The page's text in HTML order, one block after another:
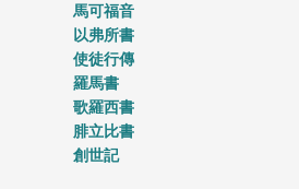
馬可福音
以弗所書
使徒行傳
羅馬書
歌羅西書
腓立比書
創世記